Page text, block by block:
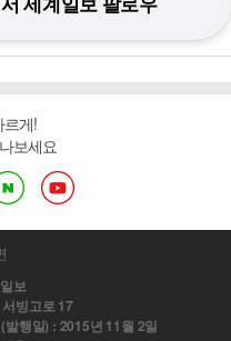
세계일보 팔로우
게!
보세요
보
빙고로 17
행일) : 2015년 11월 2일